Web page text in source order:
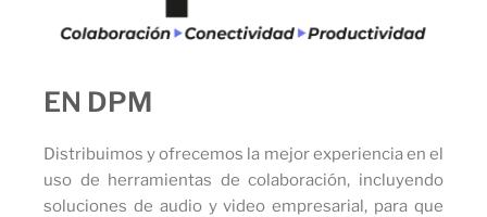
EN DPM
Distribuimos y ofrecemos la mejor experiencia en el
uso de herramientas de colaboración, incluyendo
soluciones de audio y video empresarial, para que